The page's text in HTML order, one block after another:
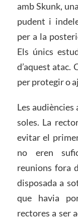
amb Skunk,
pudent i
per a la
Els únics
d’aquest atac.
per protegir o
Les
soles. La
evitar el
no eren
reunions fora
disposada a
que havia
rectores a ser